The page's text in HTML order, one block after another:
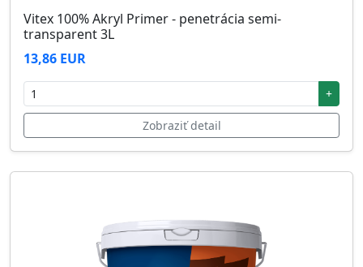
Vitex 100% Akryl Primer - penetrácia semi-
transparent 3L
13,86 EUR
+
Zobraziť detail